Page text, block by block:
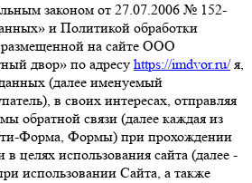
законом от 27.07.2006 № 152-
и Политикой обработки
на сайте ООО
двор» по адресу https://imdvor.ru/я,
(далее именуемый
в своих интересах, отправляя
обратной связи (далее каждая из
Форма, Формы) при прохождении
целях использования сайта (далее -
использовании Сайта, а также